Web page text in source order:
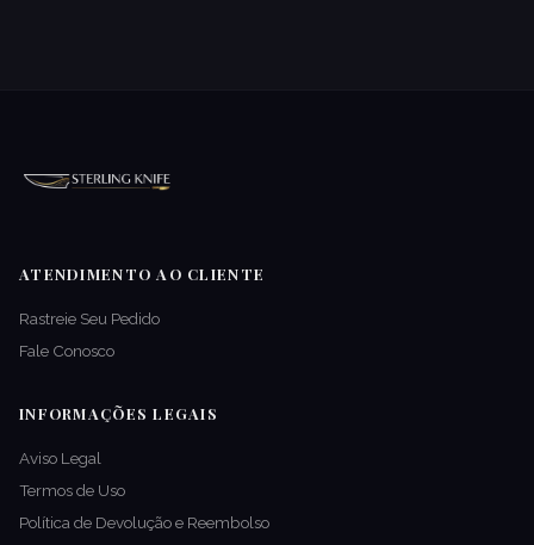
ATENDIMENTO AO CLIENTE
Rastreie Seu Pedido
Fale Conosco
INFORMAÇÕES LEGAIS
Aviso Legal
Termos de Uso
Política de Devolução e Reembolso